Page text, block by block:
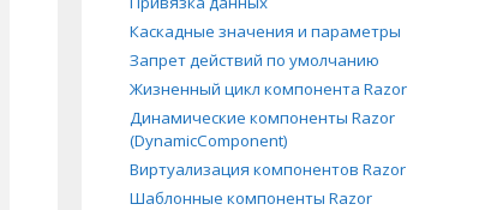
Каскадные значения и параметры
Запрет действий по умолчанию
Жизненный цикл компонента Razor
Динамические компоненты Razor
(DynamicComponent)
Виртуализация компонентов Razor
Шаблонные компоненты Razor